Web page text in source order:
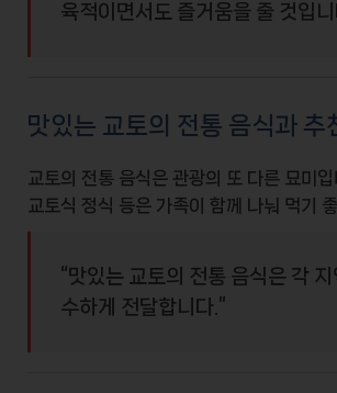
육적이면서도 즐거움을 줄 것입니
맛있는 교토의 전통 음식과 추
교토의 전통 음식은 관광의 또 다른 묘미입
교토식 정식 등은 가족이 함께 나눠 먹기
“맛있는 교토의 전통 음식은 각
수하게 전달합니다.”